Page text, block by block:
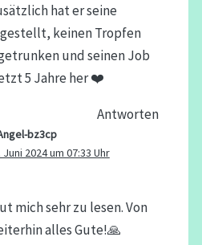
hat er seine
keinen Tropfen
und seinen Job
5 Jahre her ❤️
Antworten
bz3cp
Juni 2024 um 07:33 Uhr
mich sehr zu lesen. Von
alles Gute!🙏